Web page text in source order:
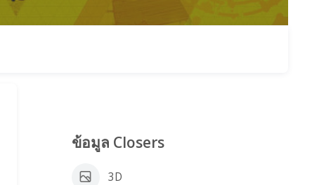
ข้อมูล Closers
3D